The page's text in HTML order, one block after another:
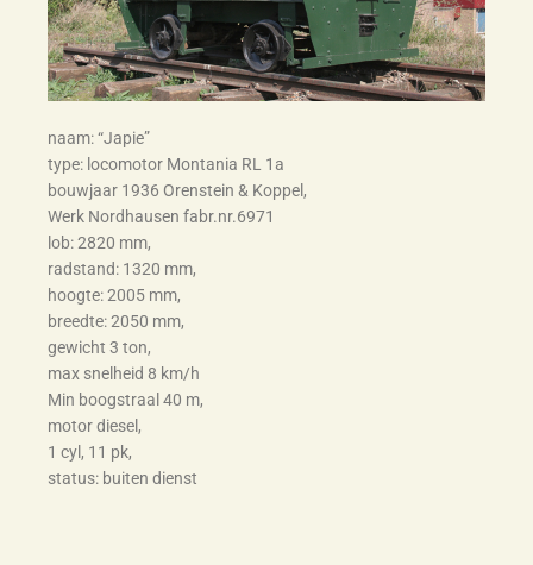
naam: “Japie”
type: locomotor Montania RL 1a
bouwjaar 1936 Orenstein & Koppel,
Werk Nordhausen fabr.nr.6971
lob: 2820 mm,
radstand: 1320 mm,
hoogte: 2005 mm,
breedte: 2050 mm,
gewicht 3 ton,
max snelheid 8 km/h
Min boogstraal 40 m,
motor diesel,
1 cyl, 11 pk,
status: buiten dienst